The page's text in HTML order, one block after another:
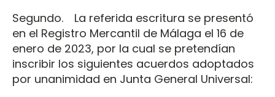
Segundo. La referida escritura se presentó
en el Registro Mercantil de Málaga el 16 de
enero de 2023, por la cual se pretendían
inscribir los siguientes acuerdos adoptados
por unanimidad en Junta General Universal: